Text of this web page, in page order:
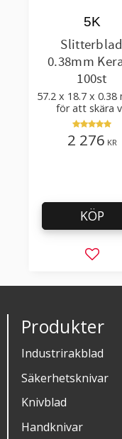
Slitterblad
0.38mm
100st
57.2 x 18.7 x 0.38
för att skära
plastfilm med
5K
2 276 KR
Lägg
KÖP
Produkter
Industrirakblad
Säkerhetsknivar
Knivblad
Handknivar